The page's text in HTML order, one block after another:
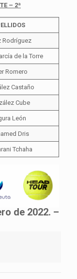
– 2ª
Rodríguez
de la Torre
Romero
Castaño
Cube
León
Dris
Tchaha
de 2022. –